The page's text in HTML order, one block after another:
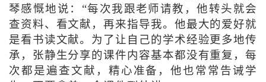
琴感慨地说：“每次我跟老师请教，他转头就会
查资料、看文献，再来指导我。他最大的爱好就
是看书读文献。为了让自己的学术经验更多地传
承，张静生分享的课件内容基本都没有重复，每
次都是遍查文献，精心准备，他也常常告诫学